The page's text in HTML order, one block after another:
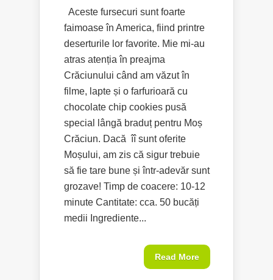
Aceste fursecuri sunt foarte
faimoase în America, fiind printre
deserturile lor favorite. Mie mi-au
atras atenția în preajma
Crăciunului când am văzut în
filme, lapte și o farfurioară cu
chocolate chip cookies pusă
special lângă braduț pentru Moș
Crăciun. Dacă îî sunt oferite
Moșului, am zis că sigur trebuie
să fie tare bune și într-adevăr sunt
grozave! Timp de coacere: 10-12
minute Cantitate: cca. 50 bucăți
medii Ingrediente...
Read More